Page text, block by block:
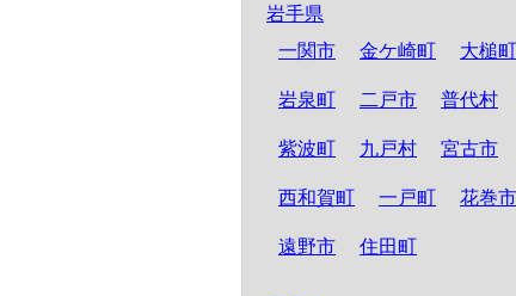
岩手県
一関市
金ケ崎町 大槌町
岩泉町 二戸市 普代村
紫波町 九戸村 宮古市
西和賀町 一戸町 花巻市
遠野市 住田町